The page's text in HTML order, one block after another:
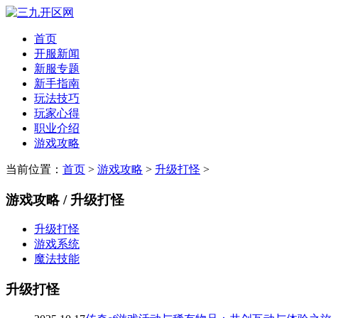
首页
开服新闻
新服专题
新手指南
玩法技巧
玩家心得
职业介绍
游戏攻略
当前位置： 首页 > 游戏攻略 > 升级打怪 >
游戏攻略 / 升级打怪
升级打怪
游戏系统
魔法技能
升级打怪